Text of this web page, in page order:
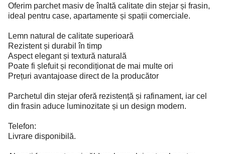
Oferim parchet masiv de înaltă calitate din stejar și frasin,
ideal pentru case, apartamente și spații comerciale.
Lemn natural de calitate superioară
Rezistent și durabil în timp
Aspect elegant și textură naturală
Poate fi șlefuit și recondiționat de mai multe ori
Prețuri avantajoase direct de la producător
Parchetul din stejar oferă rezistență și rafinament, iar cel
din frasin aduce luminozitate și un design modern.
Telefon:
Livrare disponibilă.